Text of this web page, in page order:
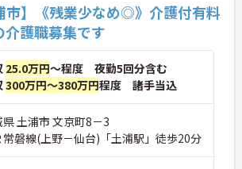
市】《残業少なめ◎》介護付有料
護職募集です
25.0万円～程度 夜勤5回分含む
300万円～380万円程度 諸手当込
土浦市 文京町8－3
常磐線(上野－仙台)「土浦駅」徒歩20分